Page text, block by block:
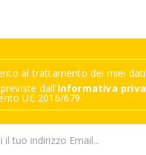
al trattamento dei miei
dall'Informativa
UE 2016/679.